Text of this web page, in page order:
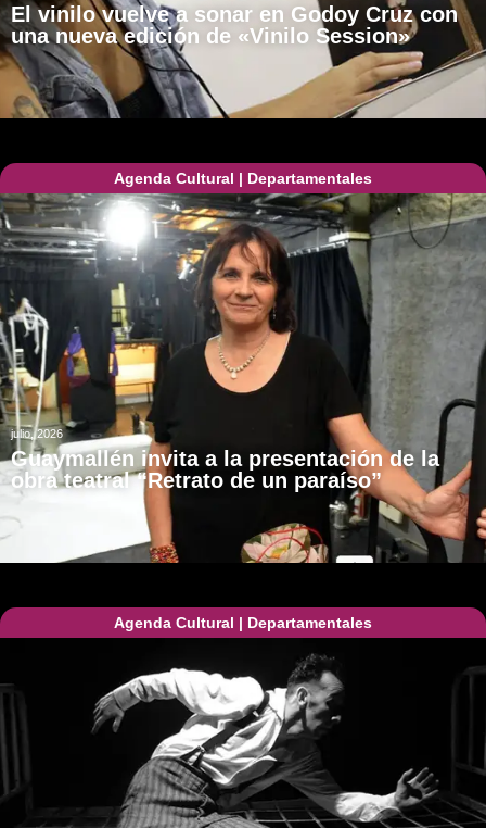
El vinilo vuelve a sonar en Godoy Cruz con
una nueva edición de «Vinilo Session»
Agenda Cultural | Departamentales
julio, 2026
Guaymallén invita a la presentación de la
obra teatral “Retrato de un paraíso”
Agenda Cultural | Departamentales